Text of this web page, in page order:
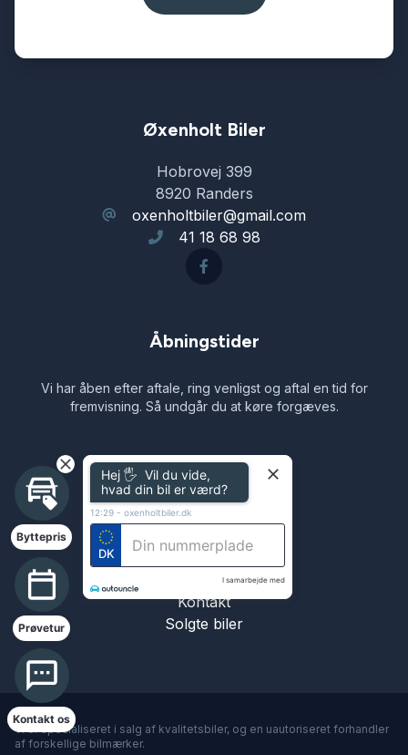
Øxenholt Biler
Hobrovej 399
8920 Randers
oxenholtbiler@gmail.com
41 18 68 98
Åbningstider
Vi har åben efter aftale, ring venligst og aftal en tid for
fremvisning. Så undgår du at køre forgæves.
Navigation
Biler til salg
Byttebil
Leasing
Finansiering
Kontakt
Solgte biler
Vi er specialiseret i salg af kvalitetsbiler, og en uautoriseret forhandler
af forskellige bilmærker.
4.7
Byttepris
Prøvetur
Kontakt os
Hej 🖐 Vil du vide,
hvad din bil er værd?
12:29 - oxenholtbiler.dk
DK
I samarbejde med